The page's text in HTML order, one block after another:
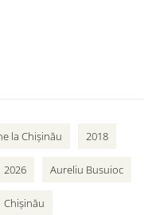
la Chișinău 2018
2026 Aureliu Busuioc
Chișinău